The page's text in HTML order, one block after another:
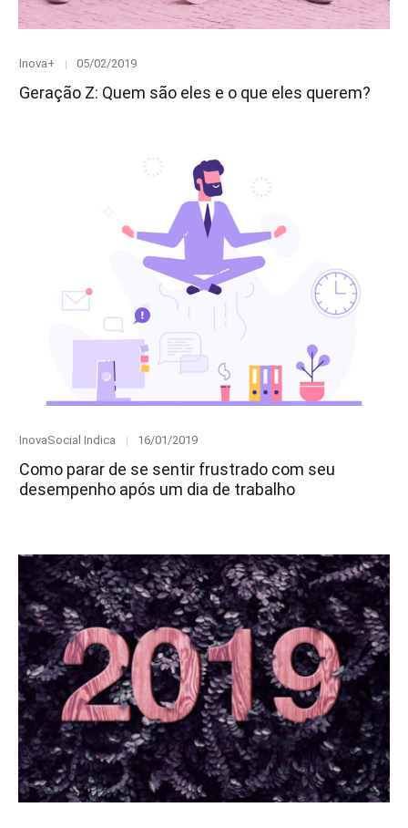
Category
Inova+
Posted
05/02/2019
Geração Z: Quem são eles e o que eles querem?
Category
InovaSocial Indica
Posted
16/01/2019
Como parar de se sentir frustrado com seu
desempenho após um dia de trabalho